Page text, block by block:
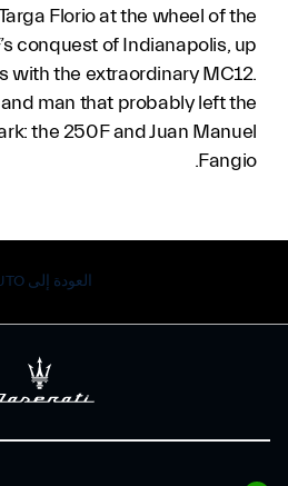
Florio at the wheel of the
conquest of Indianapolis, up
with the extraordinary MC12.
and man that probably left the
the 250F and Juan Manuel
Fangio.
العودة إلى OLD F TRIBUTO